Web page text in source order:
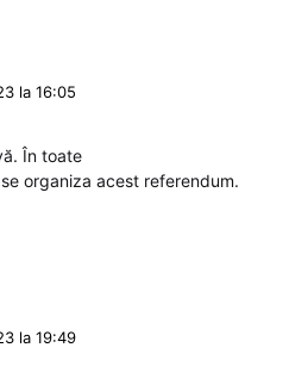
la 16:05
În toate
organiza acest referendum.
la 19:49